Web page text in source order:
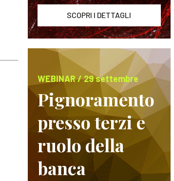
SCOPRI I DETTAGLI
WEBINAR / 29 settembre
Pignoramento
presso terzi e
ruolo della
banca